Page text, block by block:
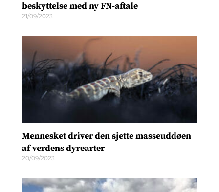
beskyttelse med ny FN-aftale
21/09/2023
Mennesket driver den sjette masseuddøen
af verdens dyrearter
20/09/2023